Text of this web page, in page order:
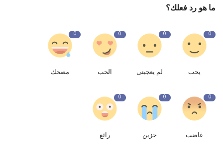
ما هو رد فعلك؟
0
يحب
0
لم يعجبنى
0
الحب
0
مضحك
0
غاضب
0
حزين
0
رائع